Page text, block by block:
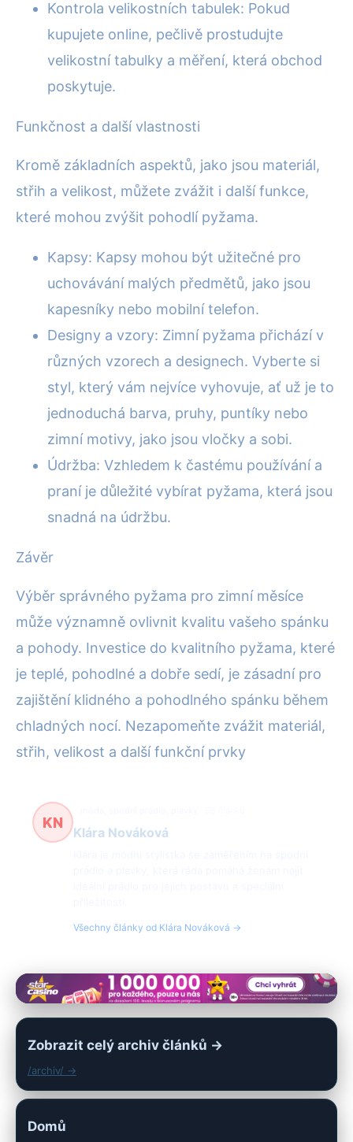
Kontrola velikostních tabulek: Pokud
kupujete online, pečlivě prostudujte
velikostní tabulky a měření, která obchod
poskytuje.
Funkčnost a další vlastnosti
Kromě základních aspektů, jako jsou materiál,
střih a velikost, můžete zvážit i další funkce,
které mohou zvýšit pohodlí pyžama.
Kapsy: Kapsy mohou být užitečné pro
uchovávání malých předmětů, jako jsou
kapesníky nebo mobilní telefon.
Designy a vzory: Zimní pyžama přichází v
různých vzorech a designech. Vyberte si
styl, který vám nejvíce vyhovuje, ať už je to
jednoduchá barva, pruhy, puntíky nebo
zimní motivy, jako jsou vločky a sobi.
Údržba: Vzhledem k častému používání a
praní je důležité vybírat pyžama, která jsou
snadná na údržbu.
Závěr
Výběr správného pyžama pro zimní měsíce
může významně ovlivnit kvalitu vašeho spánku
a pohody. Investice do kvalitního pyžama, které
je teplé, pohodlné a dobře sedí, je zásadní pro
zajištění klidného a pohodlného spánku během
chladných nocí. Nezapomeňte zvážit materiál,
střih, velikost a další funkční prvky
KN
Klára Nováková
Všechny články od Klára Nováková →
Zobrazit celý archiv článků →
/archiv/ →
Domů